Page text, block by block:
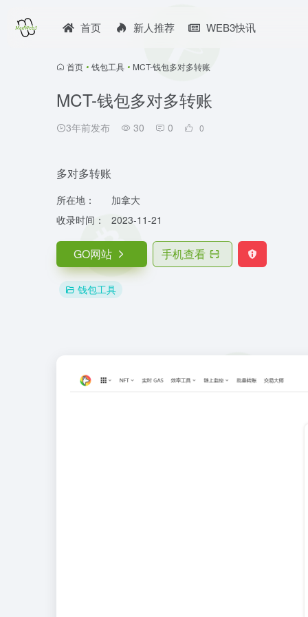
首页 新人推荐 WEB3快讯
首页 • 钱包工具 • MCT-钱包多对多转账
MCT-钱包多对多转账
3年前发布 30 0 0
多对多转账
所在地：
加拿大
收录时间：
2023-11-21
GO网站 手机查看
钱包工具